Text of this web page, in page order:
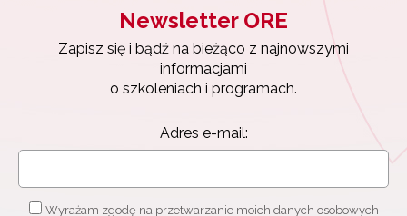
Newsletter ORE
Zapisz się i bądź na bieżąco z najnowszymi
informacjami
o szkoleniach i programach.
Adres e-mail:
Wyrażam zgodę na przetwarzanie moich danych osobowych
Newsletter ORE
Zapisz się i bądź na bieżąco z najnowszymi
informacjami
Wyrażam zgodę na przetwarzanie moich danych